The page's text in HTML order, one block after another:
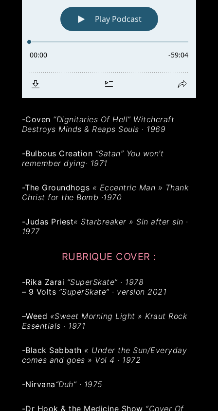
-Coven “Dignitaries Of Hell” Witchcraft
Destroys Minds & Reaps Souls · 1969
-Bulbous Creation “Satan” You won’t
remember dying· 1971
-The Groundhogs « Eccentric Man » Thank
Christ for the Bomb ·1970
-Judas Priest« Starbreaker » Sin after sin ·
1977
RUBRIQUE COVER :
-Rika Zarai “SuperSkate” · 1978
– 9 Volts “SuperSkate” · version 2021
–Weed «Sweet Morning Light » Kraut Rock
Essentials · 1971
-Black Sabbath « Under the Sun/Everyday
comes and goes » Vol 4 · 1972
-Nirvana“Duh” · 1975
-Dr Hook & the Medicine Show “Cover Of